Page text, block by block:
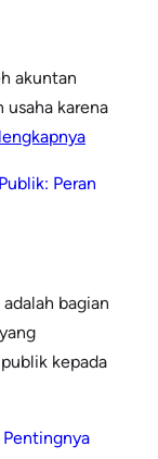
akuntan
karena
:
dan
Akuntan
bagi
Usaha
Peran
bagian
kepada